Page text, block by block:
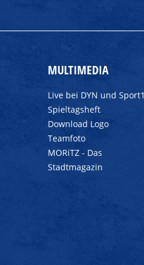
MULTIMEDIA
Live bei DYN und Sport1
Spieltagsheft
Download Logo
Teamfoto
MORiTZ - Das
Stadtmagazin